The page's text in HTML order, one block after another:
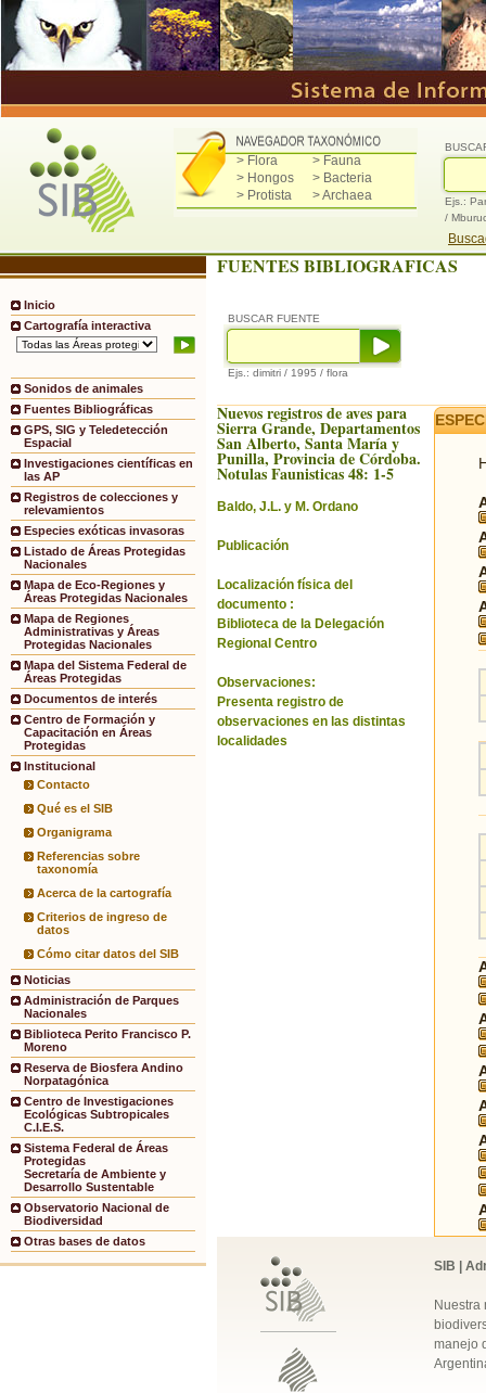
> Flora
> Fauna
> Hongos
> Bacteria
> Protista
> Archaea
Ejs.:
/
Inicio
Cartografía interactiva
Sonidos de animales
Fuentes Bibliográficas
GPS, SIG y Teledetección
Espacial
Investigaciones científicas en
las AP
Registros de colecciones y
relevamientos
Especies exóticas invasoras
Listado de Áreas Protegidas
Nacionales
Mapa de Eco-Regiones y
Áreas Protegidas Nacionales
Mapa de Regiones
Administrativas y Áreas
Protegidas Nacionales
Mapa del Sistema Federal de
Áreas Protegidas
Documentos de interés
Centro de Formación y
Capacitación en Áreas
Protegidas
Institucional
Contacto
Qué es el SIB
Organigrama
Referencias sobre
taxonomía
Acerca de la cartografía
Criterios de ingreso de
datos
Cómo citar datos del SIB
Noticias
Administración de Parques
Nacionales
Biblioteca Perito Francisco P.
Moreno
Reserva de Biosfera Andino
Norpatagónica
Centro de Investigaciones
Ecológicas Subtropicales
C.I.E.S.
Sistema Federal de Áreas
Protegidas
Secretaría de Ambiente y
Desarrollo Sustentable
Observatorio Nacional de
Biodiversidad
Otras bases de datos
FUENTES BIBLIOGRAFICAS
BUSCAR FUENTE
Ejs.: dimitri / 1995 / flora
Nuevos registros de aves para
Sierra Grande, Departamentos
San Alberto, Santa María y
Punilla, Provincia de Córdoba.
Notulas Faunisticas 48: 1-5
Baldo, J.L. y M. Ordano
Publicación
Localización física del
documento :
Biblioteca de la Delegación
Regional Centro
Observaciones:
Presenta registro de
observaciones en las distintas
localidades
SIB |
Nuestra
manejo